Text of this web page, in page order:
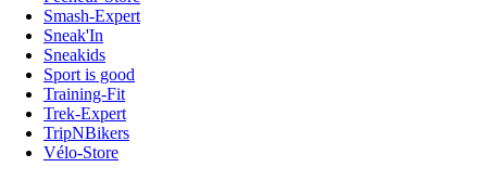
Smash-Expert
Sneak'In
Sneakids
Sport is good
Training-Fit
Trek-Expert
TripNBikers
Vélo-Store